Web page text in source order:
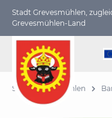
Stadt Grevesmühlen,
Grevesmühlen-Land
Stadt Grevesmühlen